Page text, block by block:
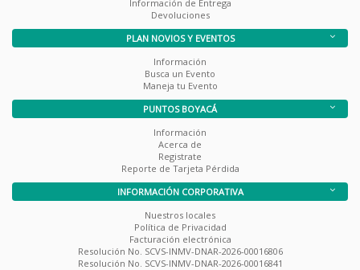
Información de Entrega
Devoluciones
PLAN NOVIOS Y EVENTOS
Información
Busca un Evento
Maneja tu Evento
PUNTOS BOYACÁ
Información
Acerca de
Registrate
Reporte de Tarjeta Pérdida
INFORMACIÓN CORPORATIVA
Nuestros locales
Política de Privacidad
Facturación electrónica
Resolución No. SCVS-INMV-DNAR-2026-00016806
Resolución No. SCVS-INMV-DNAR-2026-00016841